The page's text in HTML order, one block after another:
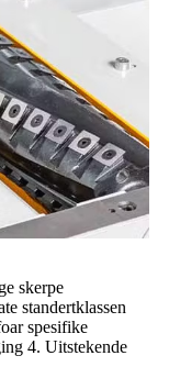
skerpe
standertklassen
spesifike
4. Uitstekende